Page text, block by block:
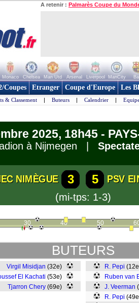
A retenir : Palmarès Coupe du
Monaco Chelsea Man Utd Arsenal Liverpool ManCity
Coupes Etranger Coupe d'Europe Les
& Classement | Buteurs | Calendrier |
2025, 18h45 -
à Nijmegen |
NIMÈGUE 3 5
PSV
(mi-tps: 1-3)
30 40 50
BUTEURS
Virgil Misidjan (32e)
El Kachati (53e)
Tjarron Chery (69e)
R. Pepi
Ruben van
J. Veerman
R. Pepi